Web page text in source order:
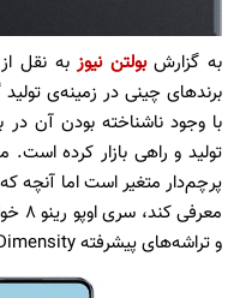
به گزارشبولتن نیوزبه نقل
برندهای چینی در زمینه‌ی
با وجود ناشناخته بودن آن
تولید و راهی بازار کرده
پرچم‌دار متغیر است اما آنچه
و تراشه‌های پیشرفته Dimensity به عنوان مغز متفکرشان بهره می‌برد.